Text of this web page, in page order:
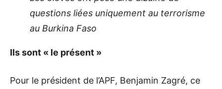
questions liées uniquement au terrorisme
au Burkina Faso
Ils sont « le présent »
Pour le président de l’APF, Benjamin Zagré, ce